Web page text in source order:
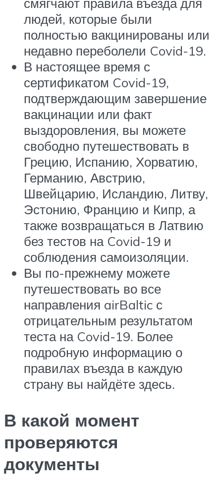
людей, которые были
полностью вакцинированы или
недавно переболели Covid-19.
В настоящее время с
сертификатом Covid-19,
подтверждающим завершение
вакцинации или факт
выздоровления, вы можете
свободно путешествовать в
Грецию, Испанию, Хорватию,
Германию, Австрию,
Швейцарию, Исландию, Литву,
Эстонию, Францию и Кипр, а
также возвращаться в Латвию
без тестов на Covid-19 и
соблюдения самоизоляции.
Вы по-прежнему можете
путешествовать во все
направления airBaltic с
отрицательным результатом
теста на Covid-19. Более
подробную информацию о
правилах въезда в каждую
страну вы найдёте здесь.
В какой момент
проверяются
документы